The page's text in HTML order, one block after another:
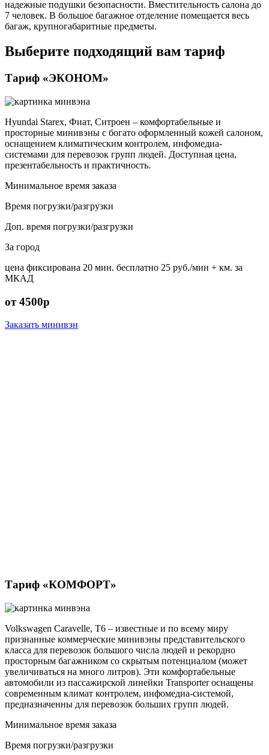
надежные подушки безопасности. Вместительность салона до
7 человек. В большое багажное отделение помещается весь
багаж, крупногабаритные предметы.
Выберите подходящий вам тариф
Тариф «ЭКОНОМ»
Hyundai Starex, Фиат, Ситроен – комфортабельные и
просторные минивэны с богато оформленный кожей салоном,
оснащением климатическим контролем, инфомедиа-
системами для перевозок групп людей. Доступная цена,
презентабельность и практичность.
Минимальное время заказа
Время погрузки/разгрузки
Доп. время погрузки/разгрузки
За город
цена фиксирована 20 мин. бесплатно 25 руб./мин + км. за
МКАД
от 4500р
Заказать минивэн
Тариф «КОМФОРТ»
Volkswagen Caravelle, Т6 – известные и по всему миру
признанные коммерческие минивэны представительского
класса для перевозок большого числа людей и рекордно
просторным багажником со скрытым потенциалом (может
увеличиваться на много литров). Эти комфортабельные
автомобили из пассажирской линейки Transporter оснащены
современным климат контролем, инфомедиа-системой,
предназначенны для перевозок больших групп людей.
Минимальное время заказа
Время погрузки/разгрузки